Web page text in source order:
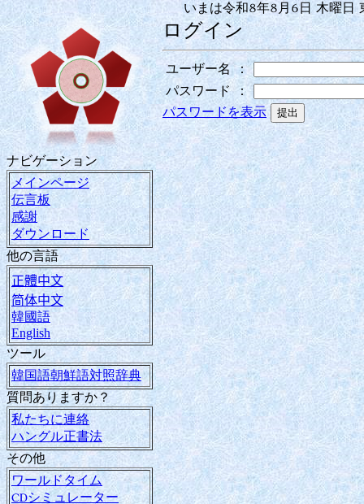
ナビゲーション
メインページ
伝言板
感謝
ダウンロード
他の言語
正體中文
简体中文
韓國語
English
ツール
韓国語朝鮮語対照辞典
質問ありますか？
私たちに連絡
ハングル正書法
その他
ワールドタイム
CDシミュレーター
いまは令和8年8月6日 木曜
ログイン
ユーザー名
：
パスワード
：
パスワードを表示